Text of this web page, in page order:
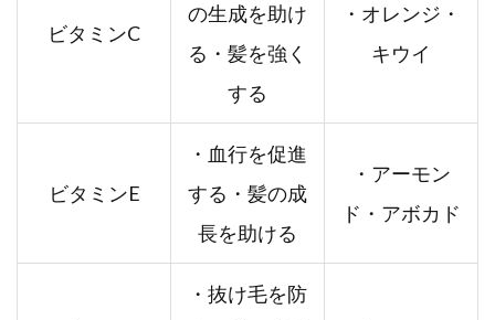
ビタミンC
の生成を助け
る・髪を強く
する
・オレンジ・
キウイ
ビタミンE
・血行を促進
する・髪の成
長を助ける
・アーモン
ド・アボカド
・抜け毛を防